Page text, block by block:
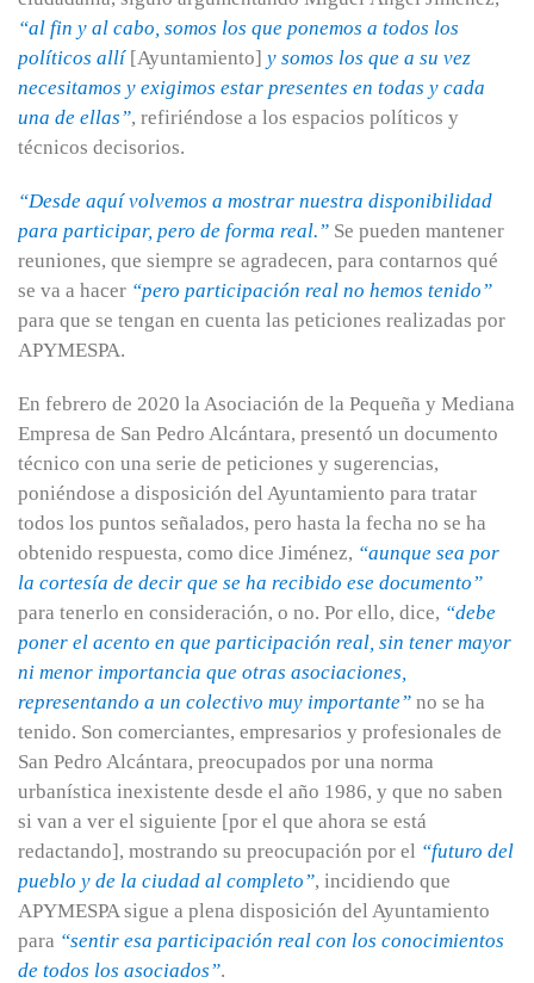
“al fin y al cabo, somos los que ponemos a todos los
políticos allí[Ayuntamiento] y somos los que a su vez
necesitamos y exigimos estar presentes en todas y cada
una de ellas”, refiriéndose a los espacios políticos y
técnicos decisorios.
“Desde aquí volvemos a mostrar nuestra disponibilidad
para participar, pero de forma real.” Se pueden mantener
reuniones, que siempre se agradecen, para contarnos qué
se va a hacer “pero participación real no hemos tenido”
para que se tengan en cuenta las peticiones realizadas por
APYMESPA.
En febrero de 2020 la Asociación de la Pequeña y Mediana
Empresa de San Pedro Alcántara, presentó un documento
técnico con una serie de peticiones y sugerencias,
poniéndose a disposición del Ayuntamiento para tratar
todos los puntos señalados, pero hasta la fecha no se ha
obtenido respuesta, como dice Jiménez, “aunque sea por
la cortesía de decir que se ha recibido ese documento”
para tenerlo en consideración, o no. Por ello, dice, “debe
poner el acento en que participación real, sin tener mayor
ni menor importancia que otras asociaciones,
representando a un colectivo muy importante” no se ha
tenido. Son comerciantes, empresarios y profesionales de
San Pedro Alcántara, preocupados por una norma
urbanística inexistente desde el año 1986, y que no saben
si van a ver el siguiente [por el que ahora se está
redactando], mostrando su preocupación por el “futuro del
pueblo y de la ciudad al completo”, incidiendo que
APYMESPA sigue a plena disposición del Ayuntamiento
para “sentir esa participación real con los conocimientos
de todos los asociados”.